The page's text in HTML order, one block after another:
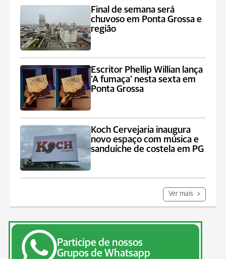
Final de semana será
chuvoso em Ponta Grossa e
região
Escritor Phellip Willian lança
'A fumaça' nesta sexta em
Ponta Grossa
Koch Cervejaria inaugura
novo espaço com música e
sanduíche de costela em PG
Ver mais
Participe de nossos
Grupos de Whatsapp